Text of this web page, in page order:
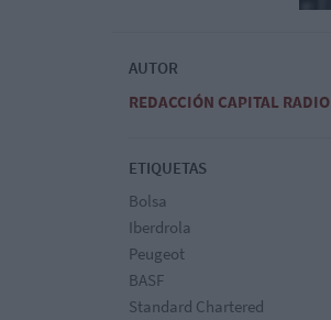
AUTOR
REDACCIÓN CAPITAL RADIO
ETIQUETAS
Bolsa
Iberdrola
Peugeot
BASF
Standard Chartered